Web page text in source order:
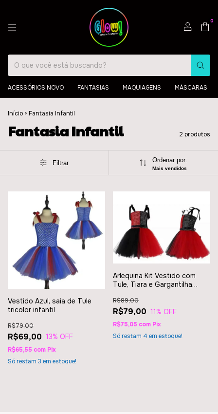
0
ACESSÓRIOS NOVO FANTASIAS MAQUIAGENS MÁSCARAS
Início > Fantasia Infantil
Fantasia Infantil 2 produtos
Filtrar Ordenar por:
Mais vendidos
Vestido Azul, saia de Tule
tricolor infantil
R$69,00
R$79,00
13% OFF
R$65,55 com Pix
Só restam 3 em estoque!
Arlequina Kit Vestido com
Tule, Tiara e Gargantilha
R$79,00
R$89,00
11% OFF
R$75,05 com Pix
Só restam 4 em estoque!